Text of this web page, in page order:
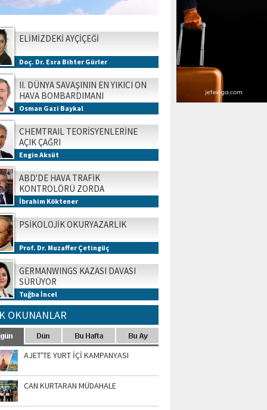
ELİMİZDEKİ AYÇİÇEĞİ
Doç. Dr. Esra Bihter Gürler
II. DÜNYA SAVAŞININ EN YIKICI ON
HAVA BOMBARDIMANI
Osman Gazi Baykal
CHEMTRAIL TEORİSYENLERİNE
AÇIK ÇAĞRI
Engin Aksüt
ABD'DE HAVA TRAFİK
KONTROLÖRÜ ZORDA
İbrahim Köktener
PSİKOLOJİK OKURYAZARLIK
Prof. Dr. Muzaffer Çetingüç
GERMANWINGS KAZASI DAVASI
SÜRÜYOR
Tuğba İncel
OKUNANLAR
AJET'TE YURT İÇİ KAMPANYASI
CAN KURTARAN MÜDAHALE